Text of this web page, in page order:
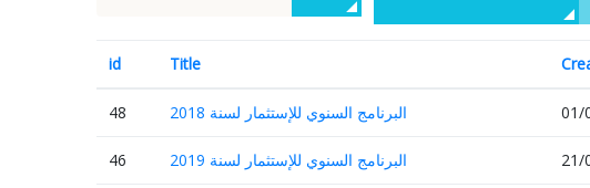
id Title
48 البرنامج السنوي للإستثمار لسنة 2018 01/
46 البرنامج السنوي للإستثمار لسنة 2019 21/